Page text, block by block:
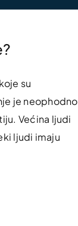
su
je neophodno
Većina ljudi
ljudi imaju